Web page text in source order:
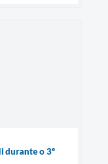
durante o 3º